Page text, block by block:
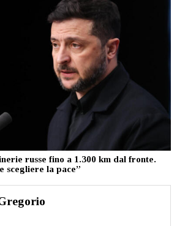
russe fino a 1.300 km dal fronte.
scegliere la pace”